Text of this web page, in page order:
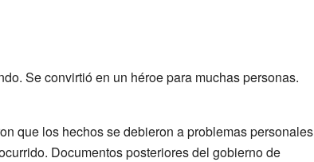
Se convirtió en un héroe para muchas personas.
que los hechos se debieron a problemas personales
Documentos posteriores del gobierno de